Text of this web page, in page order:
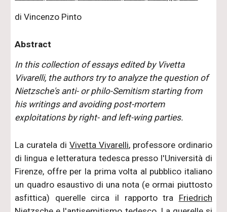
di Vincenzo Pinto
Abstract
In this collection of essays edited by Vivetta
Vivarelli, the authors try to analyze the question of
Nietzsche's anti- or philo-Semitism starting from
his writings and avoiding post-mortem
exploitations by right- and left-wing parties.
La curatela di Vivetta Vivarelli, professore ordinario
di lingua e letteratura tedesca presso l'Università di
Firenze, offre per la prima volta al pubblico italiano
un quadro esaustivo di una nota (e ormai piuttosto
asfittica) querelle circa il rapporto tra Friedrich